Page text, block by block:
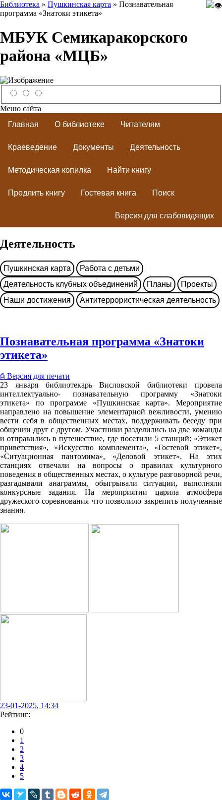
Библиотека » Пушкинская карта » Познавательная
программа «Знатоки этикета»
МБУК Семикаракорского
района «МЦБ»
Меню сайта
Главная
О библиотеке Читателям
Краеведение Документы Деятельность
Методическая копилка Найти книгу
Продлить книгу Гостевая книга Поиск
Версия для слабовидящих
Деятельность
Пушкинская карта
Работа с детьми
Деятельность клубных объединений
Планы
Проекты
Наши достижения
Антитеррористическая деятельность
Познавательная программа «Знатоки
этикета»
⎙ Версия для печати
23 января библиотекарь Висловской библиотеки провела
интеллектуально- познавательную программу «Знатоки
этикета» по программе «Пушкинская карта». Мероприятие
направлено на повышение элементарной вежливости, умению
вести себя в общественных местах, поддерживать беседу при
общении друг с другом. Участники разделились на две команды
и отправились в путешествие, где посетили 5 станций: «Этикет
приветствия», «Искусство комплемента», «Гостевой этикет»,
«Ситуационная пантомима», «Деловой этикет». На этих
станциях отвечали на вопросы о правилах культурного
поведения в общественных местах, о культуре разговорной речи,
разгадывали анаграммы, обыгрывали ситуации, выполняли
конкурсные задания. На мероприятии царила атмосфера
дружеского соревнования что позволило закрепить полученные
знания.
23-01-2025, 14:34
Рейтинг:
0
1
2
3
4
5